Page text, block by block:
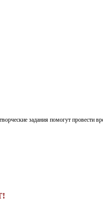
задания помогут провести